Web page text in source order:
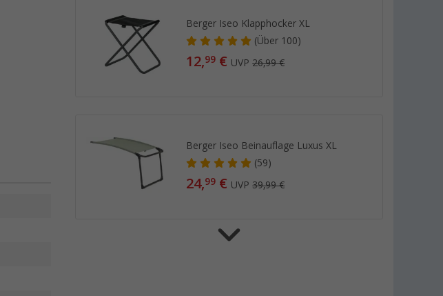
Berger Iseo Klapphocker XL
(Über 100)
12,99 € UVP26,99 €
Berger Iseo Beinauflage Luxus XL
(59)
24,99 € UVP39,99 €